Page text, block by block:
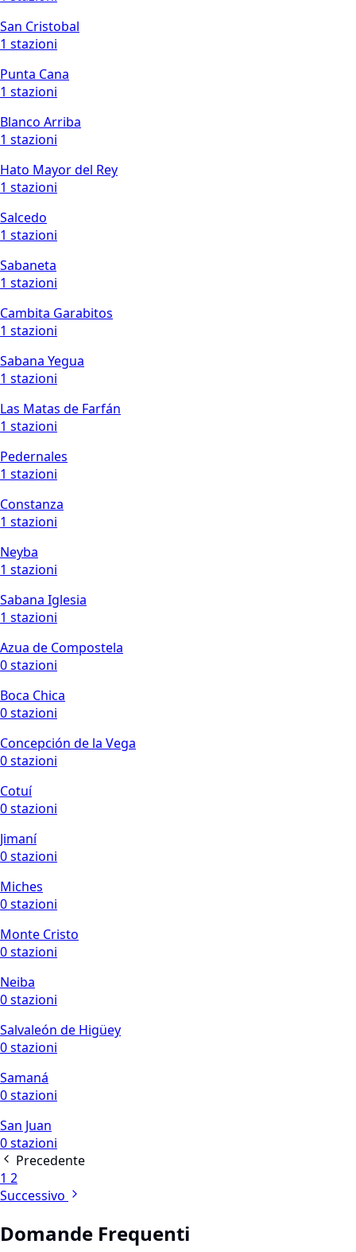
San Cristobal
1 stazioni
Punta Cana
1 stazioni
Blanco Arriba
1 stazioni
Hato Mayor del Rey
1 stazioni
Salcedo
1 stazioni
Sabaneta
1 stazioni
Cambita Garabitos
1 stazioni
Sabana Yegua
1 stazioni
Las Matas de Farfán
1 stazioni
Pedernales
1 stazioni
Constanza
1 stazioni
Neyba
1 stazioni
Sabana Iglesia
1 stazioni
Azua de Compostela
0 stazioni
Boca Chica
0 stazioni
Concepción de la Vega
0 stazioni
Cotuí
0 stazioni
Jimaní
0 stazioni
Miches
0 stazioni
Monte Cristo
0 stazioni
Neiba
0 stazioni
Salvaleón de Higüey
0 stazioni
Samaná
0 stazioni
San Juan
0 stazioni
Precedente
1 2
Successivo
Domande Frequenti